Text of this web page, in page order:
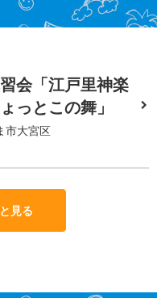
会「江戸里神楽
っとこの舞」
市大宮区
見る